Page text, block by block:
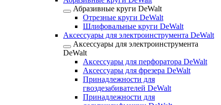
Абразивные круги DeWalt
Отрезные круги DeWalt
Шлифовальные круги DeWalt
Аксессуары для электроинструмента DeWalt
Аксессуары для электроинструмента
DeWalt
Аксессуары для перфоратора DeWalt
Аксессуары для фрезера DeWalt
Принадлежности для
гвоздезабивателей DeWalt
Принадлежности для